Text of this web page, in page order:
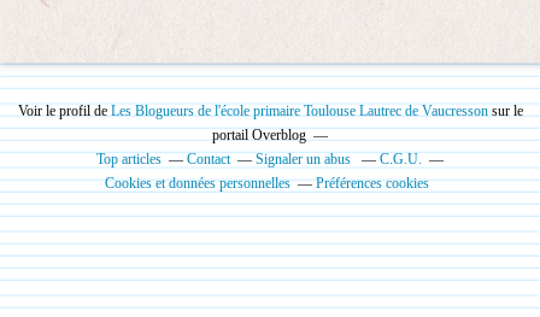
Voir le profil de Les Blogueurs de l'école primaire Toulouse Lautrec de Vaucressonsur le
portail Overblog
Top articles
Contact Signaler un abus
C.G.U.
Cookies et données personnelles
Préférences cookies